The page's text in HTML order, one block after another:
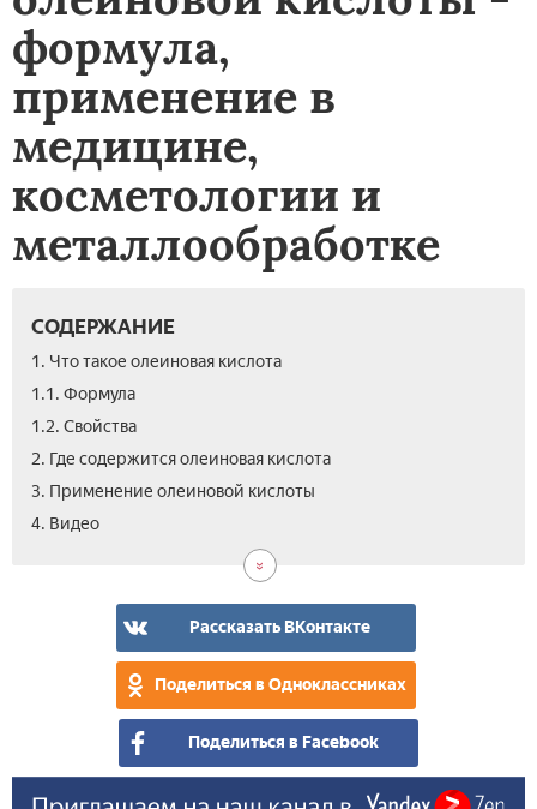
формула,
применение в
медицине,
косметологии и
металлообработке
СОДЕРЖАНИЕ
1. Что такое олеиновая кислота
1.1. Формула
1.2. Свойства
2. Где содержится олеиновая кислота
3. Применение олеиновой кислоты
4. Видео
Рассказать ВКонтакте
Поделиться в Одноклассниках
Поделиться в Facebook